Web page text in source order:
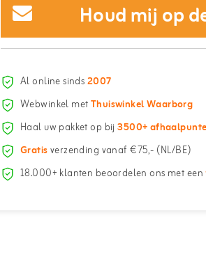
Houd mij op
Al online sinds2007
Webwinkel metThuiswinkel Waarborg
Haal uw pakket op bij3500+
Gratisverzending vanaf €75,- (NL/BE)
18.000+ klanten beoordelen ons met een